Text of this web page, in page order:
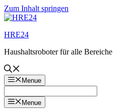
Zum Inhalt springen
HRE24
Haushaltsroboter für alle Bereiche
Menue
Menue